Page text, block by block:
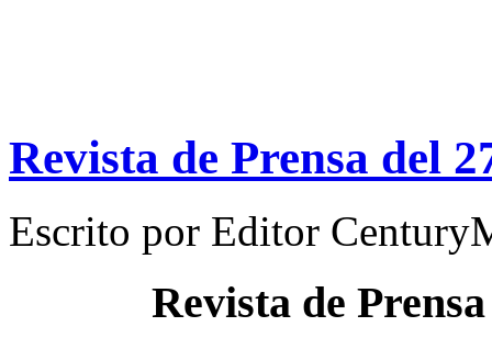
Revista de Prensa del
Escrito por Editor
Revista de